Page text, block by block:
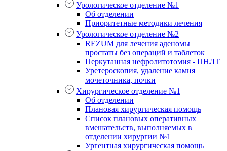
Урологическое отделение №1
Об отделении
Приоритетные методики лечения
Урологическое отделение №2
REZUM для лечения аденомы
простаты без операций и таблеток
Перкутанная нефролитотомия - ПНЛТ
Уретероскопия, удаление камня
мочеточника, почки
Хирургическое отделение №1
Об отделении
Плановая хирургическая помощь
Список плановых оперативных
вмешательств, выполняемых в
отделении хирургии №1
Ургентная хирургическая помощь